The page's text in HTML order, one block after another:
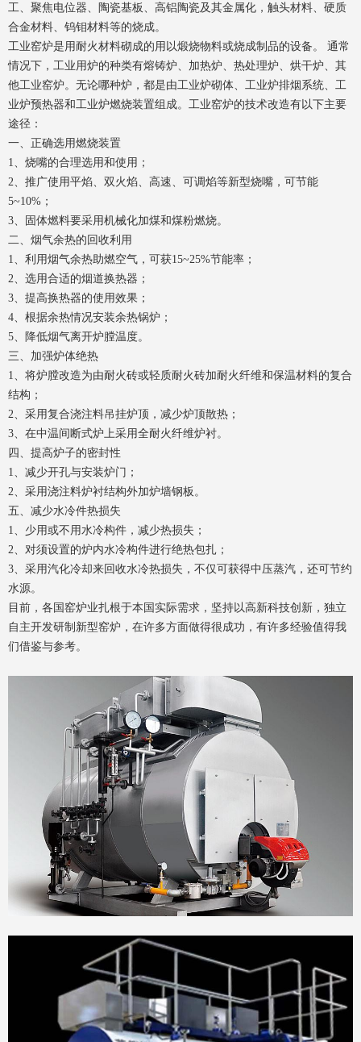
工、聚焦电位器、陶瓷基板、高铝陶瓷及其金属化，触头材料、硬质
合金材料、钨钼材料等的烧成。
工业窑炉是用耐火材料砌成的用以煅烧物料或烧成制品的设备。 通常
情况下，工业用炉的种类有熔铸炉、加热炉、热处理炉、烘干炉、其
他工业窑炉。无论哪种炉，都是由工业炉砌体、工业炉排烟系统、工
业炉预热器和工业炉燃烧装置组成。工业窑炉的技术改造有以下主要
途径：
一、正确选用燃烧装置
1、烧嘴的合理选用和使用；
2、推广使用平焰、双火焰、高速、可调焰等新型烧嘴，可节能
5~10%；
3、固体燃料要采用机械化加煤和煤粉燃烧。
二、烟气余热的回收利用
1、利用烟气余热助燃空气，可获15~25%节能率；
2、选用合适的烟道换热器；
3、提高换热器的使用效果；
4、根据余热情况安装余热锅炉；
5、降低烟气离开炉膛温度。
三、加强炉体绝热
1、将炉膛改造为由耐火砖或轻质耐火砖加耐火纤维和保温材料的复合
结构；
2、采用复合浇注料吊挂炉顶，减少炉顶散热；
3、在中温间断式炉上采用全耐火纤维炉衬。
四、提高炉子的密封性
1、减少开孔与安装炉门；
2、采用浇注料炉衬结构外加炉墙钢板。
五、减少水冷件热损失
1、少用或不用水冷构件，减少热损失；
2、对须设置的炉内水冷构件进行绝热包扎；
3、采用汽化冷却来回收水冷热损失，不仅可获得中压蒸汽，还可节约
水源。
目前，各国窑炉业扎根于本国实际需求，坚持以高新科技创新，独立
自主开发研制新型窑炉，在许多方面做得很成功，有许多经验值得我
们借鉴与参考。